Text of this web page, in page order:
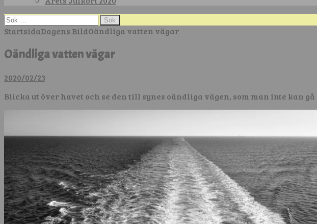
Sök
efter:
StartsidaDagens BildOändliga vatten vägar
Oändliga vatten vägar
2020/02/23
Blicka ut över havet och se den till synes oändliga vägen, som man inte kan